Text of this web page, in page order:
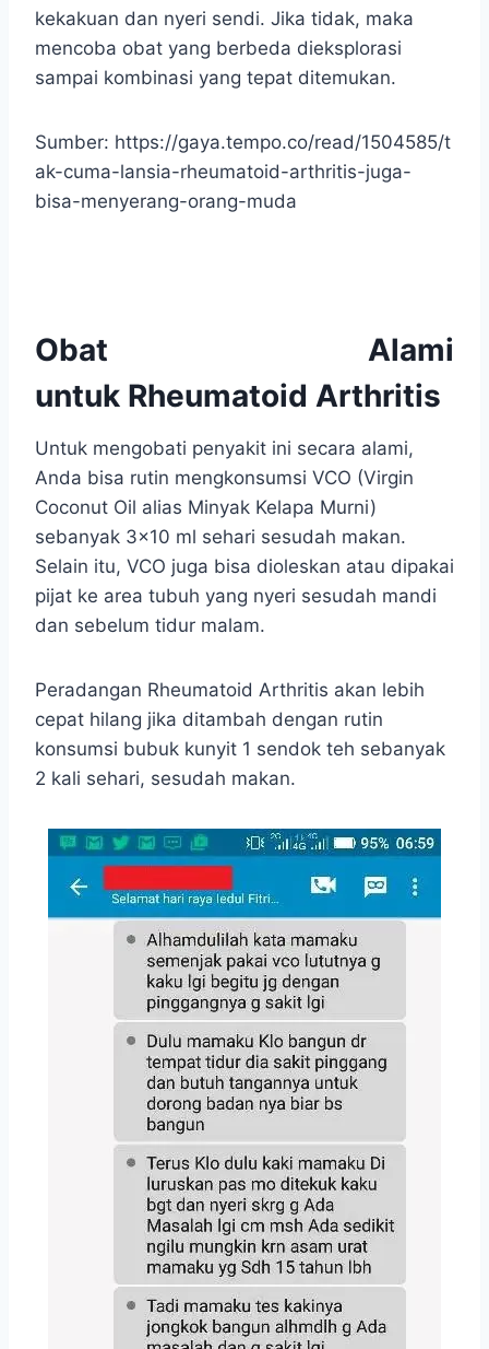
kekakuan dan nyeri sendi. Jika tidak, maka
mencoba obat yang berbeda dieksplorasi
sampai kombinasi yang tepat ditemukan.
Sumber: https://gaya.tempo.co/read/1504585/t
ak-cuma-lansia-rheumatoid-arthritis-juga-
bisa-menyerang-orang-muda
Obat Alami
untuk Rheumatoid Arthritis
Untuk mengobati penyakit ini secara alami,
Anda bisa rutin mengkonsumsi VCO (Virgin
Coconut Oil alias Minyak Kelapa Murni)
sebanyak 3×10 ml sehari sesudah makan.
Selain itu, VCO juga bisa dioleskan atau dipakai
pijat ke area tubuh yang nyeri sesudah mandi
dan sebelum tidur malam.
Peradangan Rheumatoid Arthritis akan lebih
cepat hilang jika ditambah dengan rutin
konsumsi bubuk kunyit 1 sendok teh sebanyak
2 kali sehari, sesudah makan.